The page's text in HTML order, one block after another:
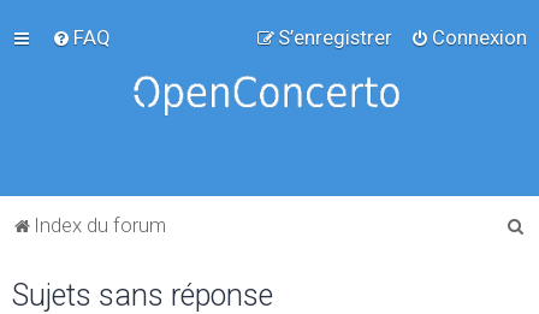
FAQ Connexion
S’enregistrer
Index du forum
Sujets sans réponse